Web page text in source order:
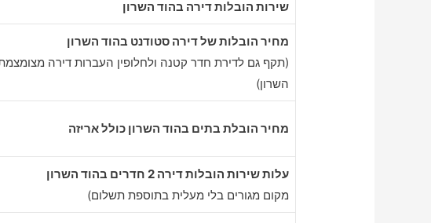
שירות הובלות דירה בהוד השרון
מחיר הובלות של דירה סטודנט בהוד השרון
(תקף גם לדירת חדר קטנה ולחלופין העברות דירה
השרון)
מחיר הובלת בתים בהוד השרון כולל אריזה
עלות שירות הובלות דירה 2 חדרים בהוד השרון
מקום מגורים בלי מעלית בתוספת תשלום)